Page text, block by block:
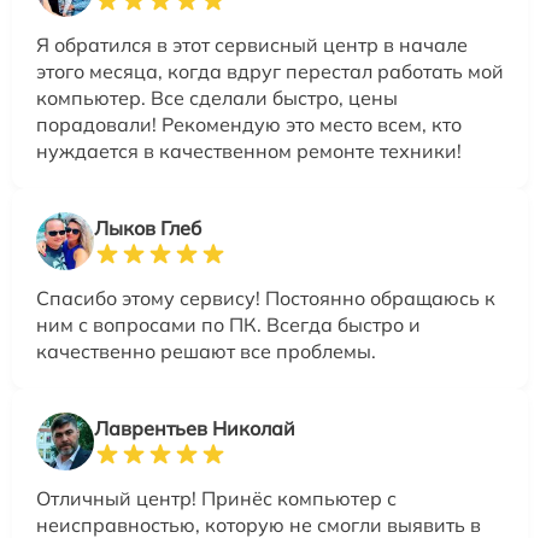
Я обратился в этот сервисный центр в начале
этого месяца, когда вдруг перестал работать мой
компьютер. Все сделали быстро, цены
порадовали! Рекомендую это место всем, кто
нуждается в качественном ремонте техники!
Лыков Глеб
Спасибо этому сервису! Постоянно обращаюсь к
ним с вопросами по ПК. Всегда быстро и
качественно решают все проблемы.
Лаврентьев Николай
Отличный центр! Принёс компьютер с
неисправностью, которую не смогли выявить в